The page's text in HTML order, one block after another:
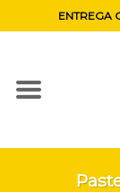
to
ENTREGA